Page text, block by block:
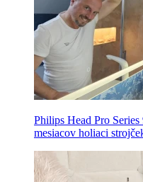
Philips Head Pro
mesiacov holiaci